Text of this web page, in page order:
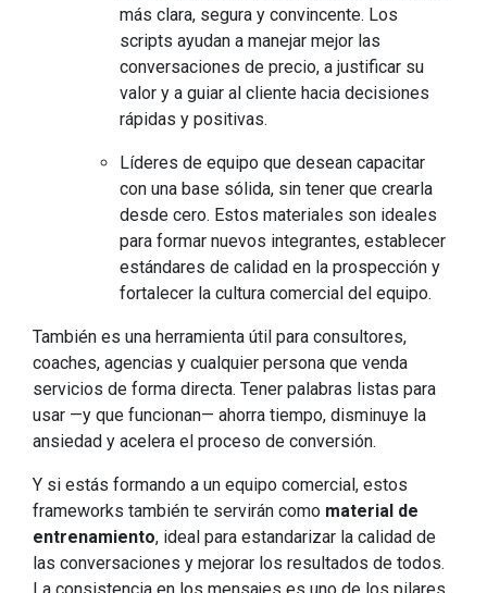
más clara, segura y convincente. Los
scripts ayudan a manejar mejor las
conversaciones de precio, a justificar su
valor y a guiar al cliente hacia decisiones
rápidas y positivas.
Líderes de equipo que desean capacitar
con una base sólida, sin tener que crearla
desde cero. Estos materiales son ideales
para formar nuevos integrantes, establecer
estándares de calidad en la prospección y
fortalecer la cultura comercial del equipo.
También es una herramienta útil para consultores,
coaches, agencias y cualquier persona que venda
servicios de forma directa. Tener palabras listas para
usar —y que funcionan— ahorra tiempo, disminuye la
ansiedad y acelera el proceso de conversión.
Y si estás formando a un equipo comercial, estos
frameworks también te servirán como material de
entrenamiento, ideal para estandarizar la calidad de
las conversaciones y mejorar los resultados de todos.